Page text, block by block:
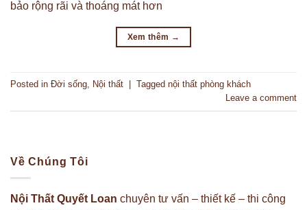
bảo rộng rãi và thoáng mát hơn
Xem thêm →
Posted in Đời sống Nội thất Tagged nội thất phòng khách
Leave a comment
Về Chúng Tôi
Nội Thất Quyết Loan chuyên tư vấn – thiết kế – thi công